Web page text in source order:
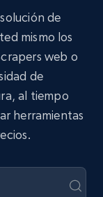
de
mismo los
web o
de
al tiempo
herramientas